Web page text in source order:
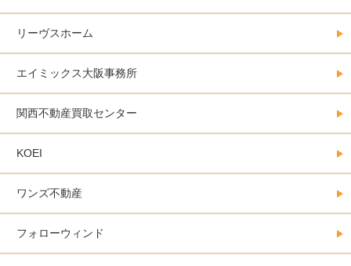
リーヴスホーム
エイミックス大阪事務所
関西不動産買取センター
KOEI
ワンズ不動産
フォローウィンド